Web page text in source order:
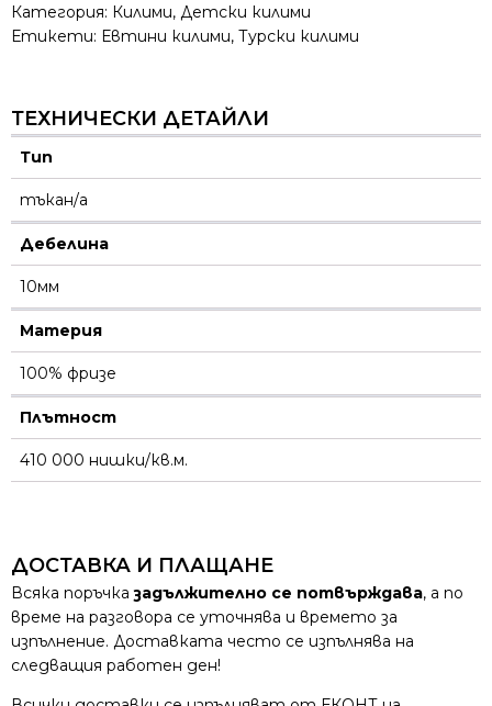
Категория: Килими, Детски килими
Етикети: Евтини килими, Турски килими
ТЕХНИЧЕСКИ ДЕТАЙЛИ
Тип
тъкан/а
Дебелина
10мм
Материя
100% фризе
Плътност
410 000 нишки/кв.м.
ДОСТАВКА И ПЛАЩАНЕ
Всяка поръчказадължително се потвърждава, а по
време на разговора се уточнява и времето за
изпълнение. Доставката често се изпълнява на
следващия работен ден!